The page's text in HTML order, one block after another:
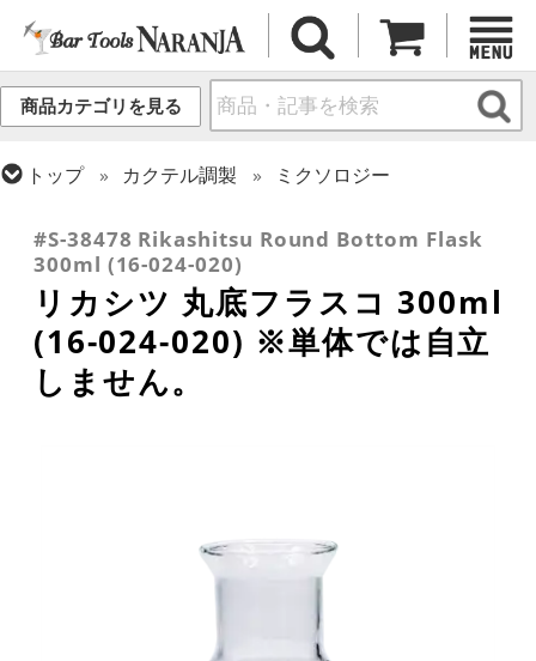
商品カテゴリを見る
トップ カクテル調製
ミクソロジー
その他ブランド
#S-38478 Rikashitsu Round Bottom Flask
300ml (16-024-020)
リカシツ 丸底フラスコ 300ml
(16-024-020) ※単体では自立
しません。